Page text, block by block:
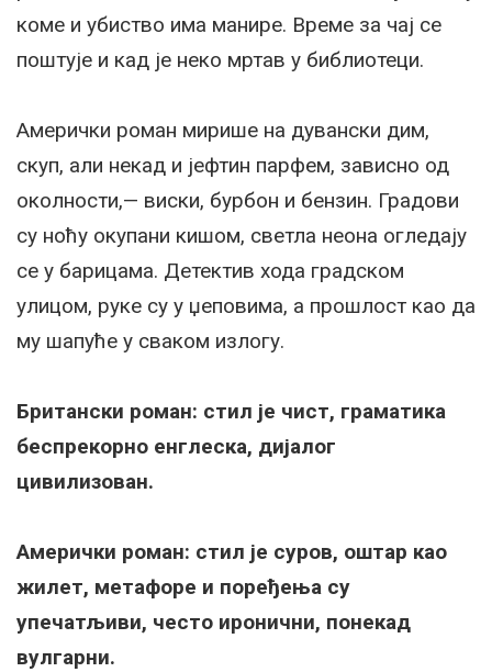
коме и убиство има манире. Време за чај се
поштује и кад је неко мртав у библиотеци.
Амерички роман мирише на дувански дим,
скуп, али некад и јефтин парфем, зависно од
околности,— виски, бурбон и бензин. Градови
су ноћу окупани кишом, светла неона огледају
се у барицама. Детектив хода градском
улицом, руке су у џеповима, а прошлост као да
му шапуће у сваком излогу.
Британски роман: стил је чист, граматика
беспрекорно енглеска, дијалог
цивилизован.
Амерички роман: стил је суров, оштар као
жилет, метафоре и поређења су
упечатљиви, често иронични, понекад
вулгарни.